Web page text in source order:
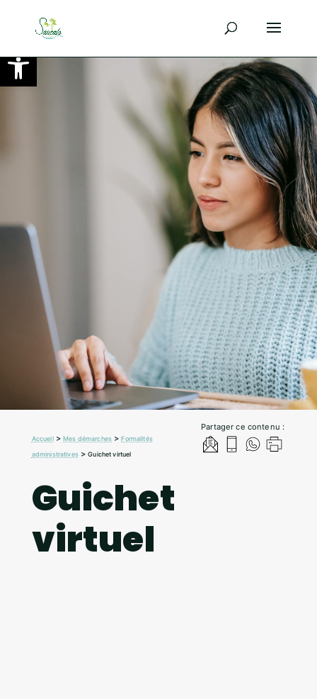
Ouvrir la barre d’outils
Partager ce contenu :
Accueil>Mes démarches >Formalités
administratives>Guichet virtuel
Guichet
virtuel